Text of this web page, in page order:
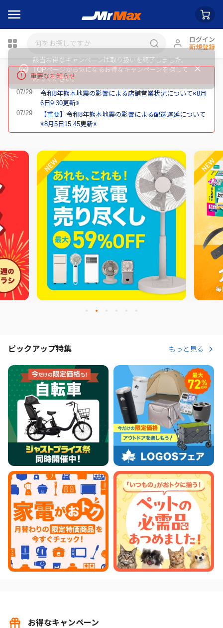
ログイン
新規登録
瓶詰
重要なお知らせ
令和8年熊本地震の影響による店舗営業状況について※8月
6日9:30更新※
【重要】令和8年熊本地震の影響による配送遅延について
※8月5日15:45更新※
ピックアップ特集 もっと見る
お得なキャンペーン